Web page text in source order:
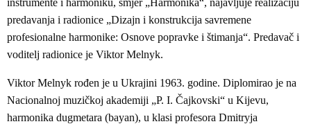
instrumente i harmoniku, smjer „Harmonika“, najavljuje realizaciju
predavanja i radionice „Dizajn i konstrukcija savremene
profesionalne harmonike: Osnove popravke i štimanja“. Predavač i
voditelj radionice je Viktor Melnyk.
Viktor Melnyk rođen je u Ukrajini 1963. godine. Diplomirao je na
Nacionalnoj muzičkoj akademiji „P. I. Čajkovski“ u Kijevu,
harmonika dugmetara (bayan), u klasi profesora Dmitryja